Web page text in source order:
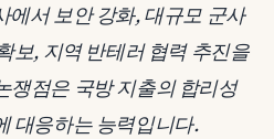
에서 보안 강화, 대규모 군사
보, 지역 반테러 협력 추진을
쟁점은 국방 지출의 합리성
대응하는 능력입니다.